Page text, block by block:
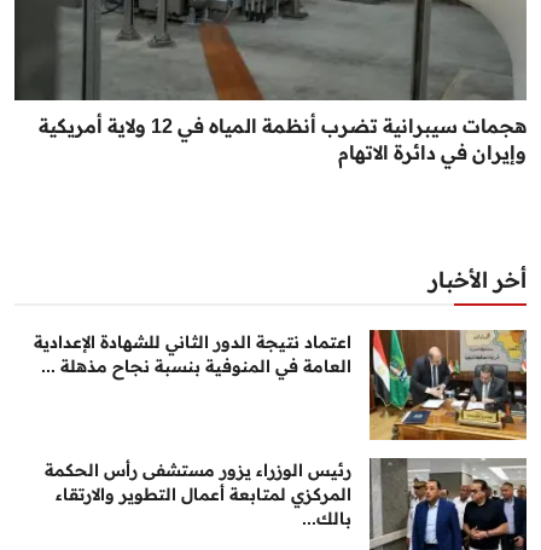
هجمات سيبرانية تضرب أنظمة المياه في 12 ولاية أمريكية
وإيران في دائرة الاتهام
أخر الأخبار
اعتماد نتيجة الدور الثاني للشهادة الإعدادية
العامة في المنوفية بنسبة نجاح مذهلة ...
رئيس الوزراء يزور مستشفى رأس الحكمة
المركزي لمتابعة أعمال التطوير والارتقاء
بالك...